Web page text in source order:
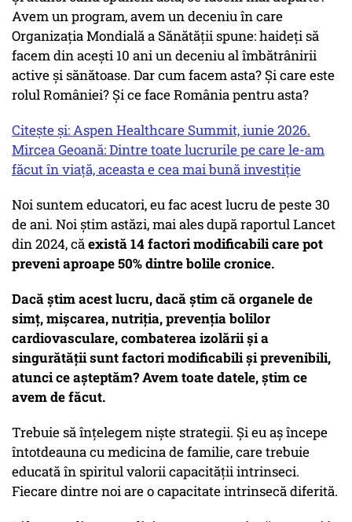
Avem un program, avem un deceniu în care
Organizația Mondială a Sănătății spune: haideți să
facem din acești 10 ani un deceniu al îmbătrânirii
active și sănătoase. Dar cum facem asta? Și care este
rolul României? Și ce face România pentru asta?
Citește și: Aspen Healthcare Summit, iunie 2026.
Mircea Geoană: Dintre toate lucrurile pe care le-am
făcut în viață, aceasta e cea mai bună investiție
Noi suntem educatori, eu fac acest lucru de peste 30
de ani. Noi știm astăzi, mai ales după raportul Lancet
din 2024, căexistă 14 factori modificabili care pot
preveni aproape 50% dintre bolile cronice.
Dacă știm acest lucru, dacă știm că organele de
simț, mișcarea, nutriția, prevenția bolilor
cardiovasculare, combaterea izolării și a
singurătății sunt factori modificabili și prevenibili,
atunci ce așteptăm? Avem toate datele, știm ce
avem de făcut.
Trebuie să înțelegem niște strategii. Și eu aș începe
întotdeauna cu medicina de familie, care trebuie
educată în spiritul valorii capacității intrinseci.
Fiecare dintre noi are o capacitate intrinsecă diferită.